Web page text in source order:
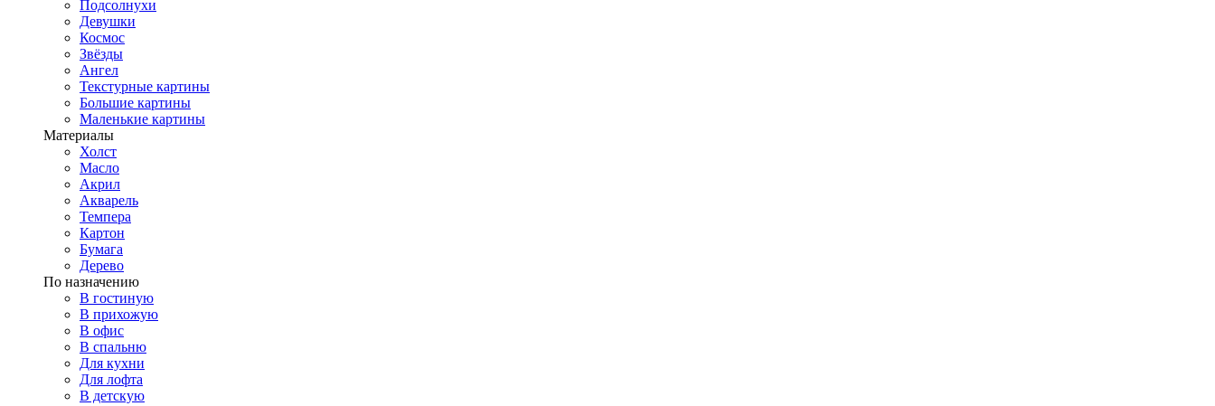
Подсолнухи
Девушки
Космос
Звёзды
Ангел
Текстурные картины
Большие картины
Маленькие картины
Материалы
Холст
Масло
Акрил
Акварель
Темпера
Картон
Бумага
Дерево
По назначению
В гостиную
В прихожую
В офис
В спальню
Для кухни
Для лофта
В детскую